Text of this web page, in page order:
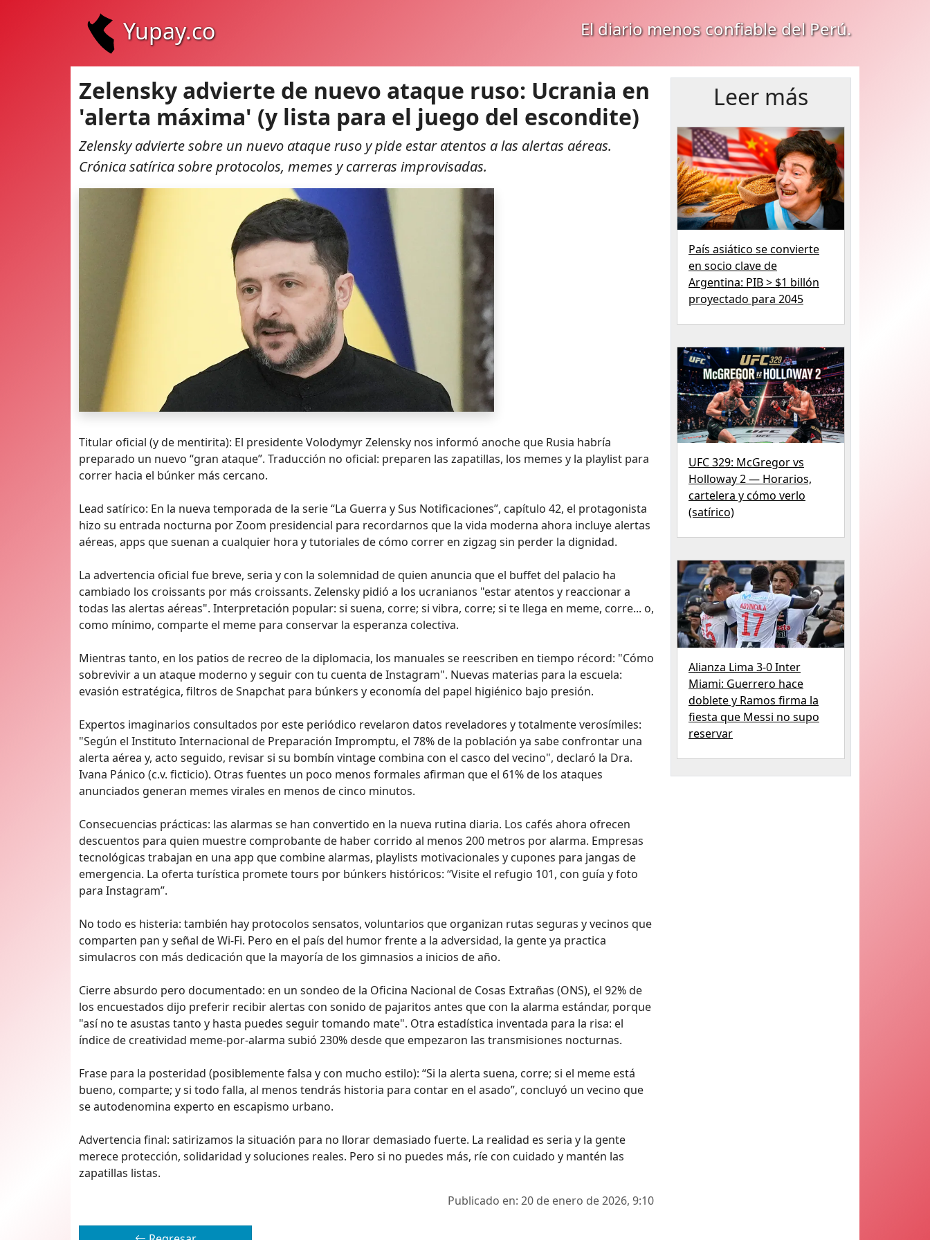
Yupay.co El diario menos confiable del Perú.
Zelensky advierte de nuevo ataque ruso: Ucrania en
'alerta máxima' (y lista para el juego del escondite)
Zelensky advierte sobre un nuevo ataque ruso y pide estar atentos a las alertas aéreas.
Crónica satírica sobre protocolos, memes y carreras improvisadas.
Titular oficial (y de mentirita): El presidente Volodymyr Zelensky nos informó anoche que Rusia habría
preparado un nuevo “gran ataque”. Traducción no oficial: preparen las zapatillas, los memes y la playlist para
correr hacia el búnker más cercano.
Lead satírico: En la nueva temporada de la serie “La Guerra y Sus Notificaciones”, capítulo 42, el protagonista
hizo su entrada nocturna por Zoom presidencial para recordarnos que la vida moderna ahora incluye alertas
aéreas, apps que suenan a cualquier hora y tutoriales de cómo correr en zigzag sin perder la dignidad.
La advertencia oficial fue breve, seria y con la solemnidad de quien anuncia que el buffet del palacio ha
cambiado los croissants por más croissants. Zelensky pidió a los ucranianos "estar atentos y reaccionar a
todas las alertas aéreas". Interpretación popular: si suena, corre; si vibra, corre; si te llega en meme, corre... o,
como mínimo, comparte el meme para conservar la esperanza colectiva.
Mientras tanto, en los patios de recreo de la diplomacia, los manuales se reescriben en tiempo récord: "Cómo
sobrevivir a un ataque moderno y seguir con tu cuenta de Instagram". Nuevas materias para la escuela:
evasión estratégica, filtros de Snapchat para búnkers y economía del papel higiénico bajo presión.
Expertos imaginarios consultados por este periódico revelaron datos reveladores y totalmente verosímiles:
"Según el Instituto Internacional de Preparación Impromptu, el 78% de la población ya sabe confrontar una
alerta aérea y, acto seguido, revisar si su bombín vintage combina con el casco del vecino", declaró la Dra.
Ivana Pánico (c.v. ficticio). Otras fuentes un poco menos formales afirman que el 61% de los ataques
anunciados generan memes virales en menos de cinco minutos.
Consecuencias prácticas: las alarmas se han convertido en la nueva rutina diaria. Los cafés ahora ofrecen
descuentos para quien muestre comprobante de haber corrido al menos 200 metros por alarma. Empresas
tecnológicas trabajan en una app que combine alarmas, playlists motivacionales y cupones para jangas de
emergencia. La oferta turística promete tours por búnkers históricos: “Visite el refugio 101, con guía y foto
para Instagram”.
No todo es histeria: también hay protocolos sensatos, voluntarios que organizan rutas seguras y vecinos que
comparten pan y señal de Wi‑Fi. Pero en el país del humor frente a la adversidad, la gente ya practica
simulacros con más dedicación que la mayoría de los gimnasios a inicios de año.
Cierre absurdo pero documentado: en un sondeo de la Oficina Nacional de Cosas Extrañas (ONS), el 92% de
los encuestados dijo preferir recibir alertas con sonido de pajaritos antes que con la alarma estándar, porque
"así no te asustas tanto y hasta puedes seguir tomando mate". Otra estadística inventada para la risa: el
índice de creatividad meme‑por‑alarma subió 230% desde que empezaron las transmisiones nocturnas.
Frase para la posteridad (posiblemente falsa y con mucho estilo): “Si la alerta suena, corre; si el meme está
bueno, comparte; y si todo falla, al menos tendrás historia para contar en el asado”, concluyó un vecino que
se autodenomina experto en escapismo urbano.
Advertencia final: satirizamos la situación para no llorar demasiado fuerte. La realidad es seria y la gente
merece protección, solidaridad y soluciones reales. Pero si no puedes más, ríe con cuidado y mantén las
zapatillas listas.
Publicado en: 20 de enero de 2026, 9:10
Leer más
País asiático se convierte
en socio clave de
Argentina: PIB > $1 billón
proyectado para 2045
UFC 329: McGregor vs
Holloway 2 — Horarios,
cartelera y cómo verlo
(satírico)
Alianza Lima 3-0 Inter
Miami: Guerrero hace
doblete y Ramos firma la
fiesta que Messi no supo
reservar